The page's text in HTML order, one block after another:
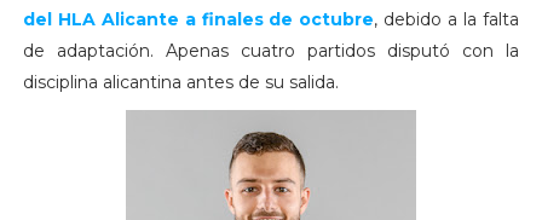
del HLA Alicante a finales de octubre, debido a la falta
de adaptación. Apenas cuatro partidos disputó con la
disciplina alicantina antes de su salida.